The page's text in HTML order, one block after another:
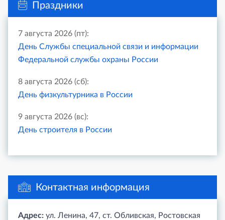
Праздники
7 августа 2026 (пт):
День Службы специальной связи и информации
Федеральной службы охраны России
8 августа 2026 (сб):
День физкультурника в России
9 августа 2026 (вс):
День строителя в России
Контактная информация
Адрес: ул. Ленина, 47, ст. Обливская, Ростовская